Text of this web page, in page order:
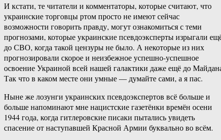
И кстати, те читатели и комментаторы, которые считают, что
украинские торговцы ртом просто не имеют сейчас
возможности говорить правду, могут ознакомиться с теми
прогнозами, которые украинские псевдоэксперты изрыгали
до СВО, когда такой цензуры не было. А некоторые из них
прогнозировали скорое и неизбежное успешно-успешное
освоение Украиной всей нашей галактики даже ещё до
Так что в каком месте они умные — думайте сами, а я пас.
Ныне же лозунги украинских псевдоэкспертов всё больше и
больше напоминают мне нацистские газетёнки времён осени
1944 года, когда гитлеровские писаки пытались увидеть
спасение от наступавшей Красной Армии буквально во всём.